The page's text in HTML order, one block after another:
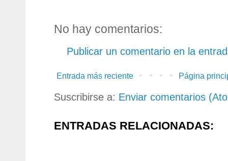
No hay comentarios:
Publicar un comentario en la
Entrada más reciente Página
Suscribirse a: Enviar comentarios
ENTRADAS RELACIONADAS: